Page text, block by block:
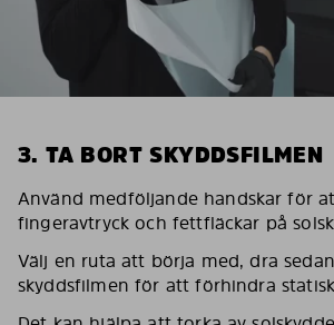
3. TA BORT SKYDDSFILMEN
Använd medföljande handskar för
fingeravtryck och fettfläckar på
Välj en ruta att börja med, dra
skyddsfilmen för att förhindra